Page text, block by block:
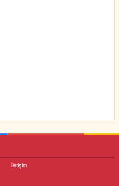
İletişim